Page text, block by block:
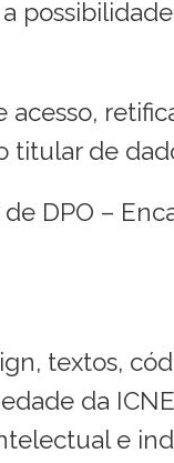
de
DPO –
textos,
da
e